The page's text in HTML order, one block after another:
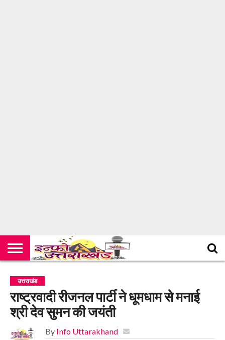
उत्तराखंड
राष्ट्रवादी रीजनल पार्टी ने धूमधाम से मनाई
श्री देव सुमन की जयंती
By Info Uttarakhand